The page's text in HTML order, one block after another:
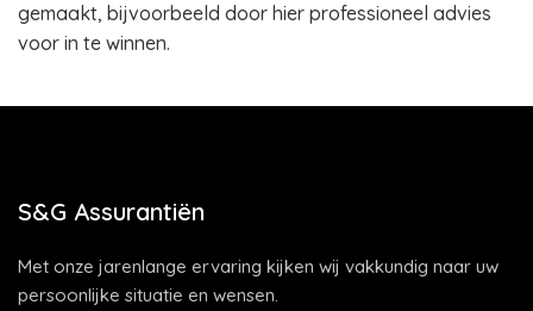
gemaakt, bijvoorbeeld door hier professioneel advies
voor in te winnen.
S&G Assurantiën
Met onze jarenlange ervaring kijken wij vakkundig naar uw
persoonlijke situatie en wensen.